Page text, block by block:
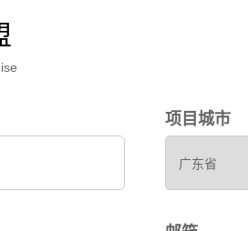
项目城市